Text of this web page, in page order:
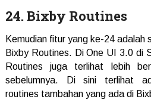
24. Bixby Routines
Kemudian fitur yang ke-24 adalah
Bixby Routines. Di One UI 3.0 di
Routines juga terlihat lebih
sebelumnya. Di sini terlihat
routines tambahan yang ada di